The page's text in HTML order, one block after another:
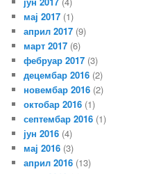
мај 2017 (1)
април 2017 (9)
март 2017 (6)
фебруар 2017 (3)
децембар 2016 (2)
новембар 2016 (2)
октобар 2016 (1)
септембар 2016 (1)
јун 2016 (4)
мај 2016 (3)
април 2016 (13)